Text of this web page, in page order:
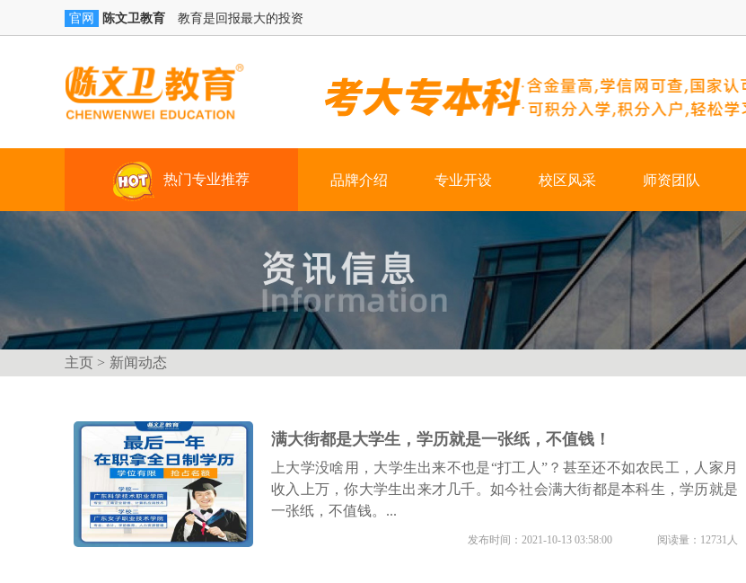
官网 陈文卫教育 教育是回报最大的投资
热门专业推荐
技能+学籍（学习时间：三年）
真账实操
技能+创就业（3-4个月）
技能+创就业（4-5个月）
中级会计师
技能+考证（4-5个月）
品牌介绍 专业开设 校区风采 师资团队
主页 > 新闻动态
满大街都是大学生，学历就是一张纸，不值钱！
上大学没啥用，大学生出来不也是“打工人”？甚至还不如农民工，人家月
收入上万，你大学生出来才几千。如今社会满大街都是本科生，学历就是
一张纸，不值钱。...
发布时间：2021-10-13 03:58:00 阅读量：12731人